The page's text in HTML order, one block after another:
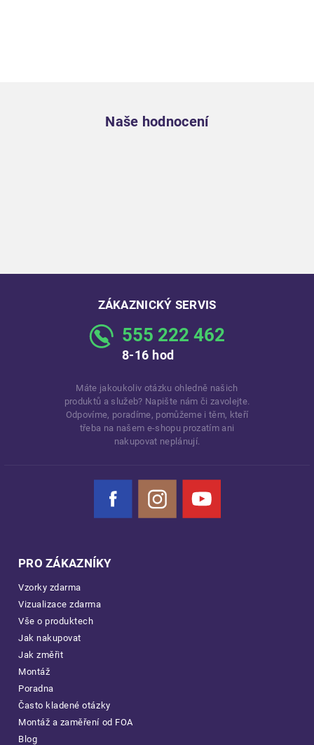
Naše hodnocení
ZÁKAZNICKÝ SERVIS
555 222 462
8-16 hod
Máte jakoukoliv otázku ohledně našich
produktů a služeb? Napište nám či zavolejte.
Odpovíme, poradíme, pomůžeme i těm, kteří
třeba na našem e-shopu prozatím ani
nakupovat neplánují.
Facebook Instagram YouTube
PRO ZÁKAZNÍKY
Vzorky zdarma
Vizualizace zdarma
Vše o produktech
Jak nakupovat
Jak změřit
Montáž
Poradna
Často kladené otázky
Montáž a zaměření od FOA
Blog